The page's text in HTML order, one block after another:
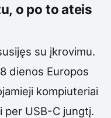
o po to ateis
su įkrovimu.
dienos Europos
kompiuteriai
USB-C jungtį.